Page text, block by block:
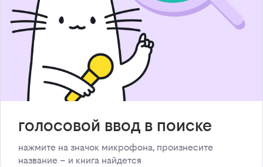
голосовой ввод в поиске
нажмите на значок микрофона, произнесите
название – и книга найдется